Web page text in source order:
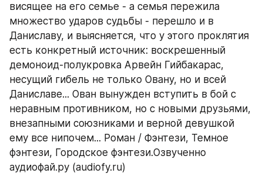
висящее на его семье - а семья пережила
множество ударов судьбы - перешло и в
Даниславу, и выясняется, что у этого проклятия
есть конкретный источник: воскрешенный
демоноид-полукровка Арвейн Гийбакарас,
несущий гибель не только Овану, но и всей
Даниславе... Ован вынужден вступить в бой с
неравным противником, но с новыми друзьями,
внезапными союзниками и верной девушкой
ему все нипочем... Роман / Фэнтези, Темное
фэнтези, Городское фэнтези.Озвученно
аудиофай.ру (audiofy.ru)